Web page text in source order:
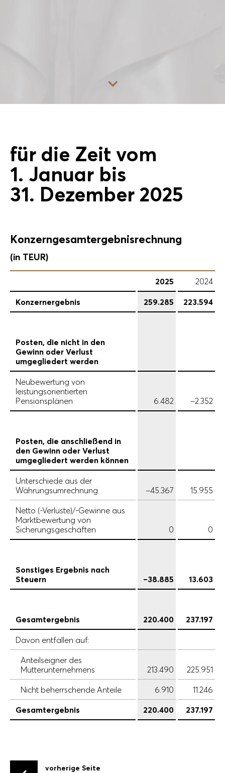
für die Zeit vom
1. Januar bis
31. Dezember 2025
Konzerngesamtergebnisrechnung
(in TEUR)
2025 2024
Konzernergebnis 259.285 223.594
Posten, die nicht in den
Gewinn oder Verlust
umgegliedert werden
Neubewertung von
leistungsorientierten
Pensionsplänen
6.482 –2.352
Posten, die anschließend in
den Gewinn oder Verlust
umgegliedert werden können
Unterschiede aus der
Währungsumrechnung
–45.367
15.955
Netto (-Verluste)/-Gewinne aus
Marktbewertung von
Sicherungsgeschäften
0 0
Sonstiges Ergebnis nach
Steuern
–38.885 13.603
Gesamtergebnis 220.400 237.197
Davon entfallen auf:
Anteilseigner des
Mutterunternehmens
213.490
225.951
Nicht beherrschende Anteile
6.910
11.246
Gesamtergebnis
220.400 237.197
vorherige Seite